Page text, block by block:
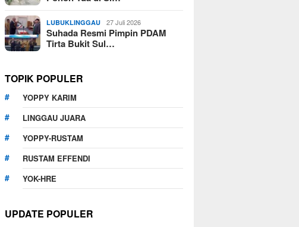
LUBUKLINGGAU 27 Juli 2026
Suhada Resmi Pimpin PDAM
Tirta Bukit Sul…
TOPIK POPULER
YOPPY KARIM
LINGGAU JUARA
YOPPY-RUSTAM
RUSTAM EFFENDI
YOK-HRE
UPDATE POPULER